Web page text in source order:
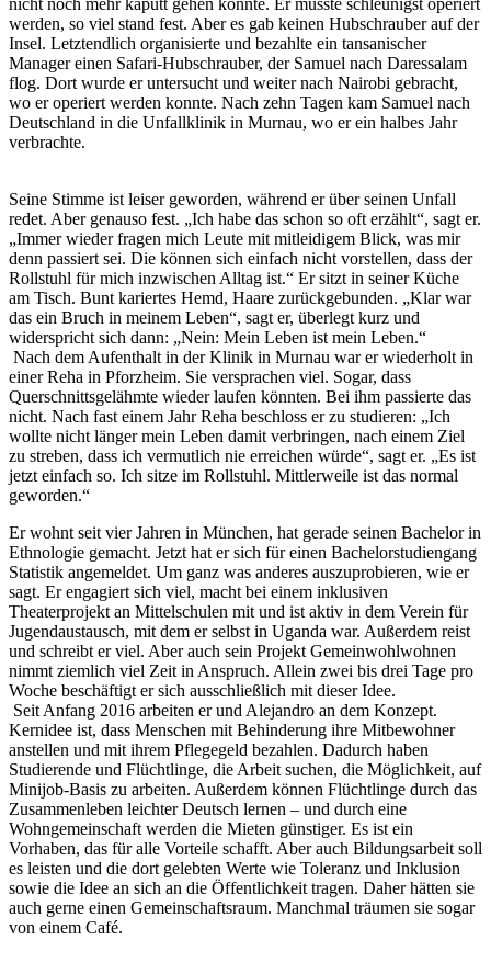
nicht noch mehr kaputt gehen konnte. Er musste schleunigst operiert
werden, so viel stand fest. Aber es gab keinen Hubschrauber auf der
Insel. Letztendlich organisierte und bezahlte ein tansanischer
Manager einen Safari-Hubschrauber, der Samuel nach Daressalam
flog. Dort wurde er untersucht und weiter nach Nairobi gebracht,
wo er operiert werden konnte. Nach zehn Tagen kam Samuel nach
Deutschland in die Unfallklinik in Murnau, wo er ein halbes Jahr
verbrachte.
Seine Stimme ist leiser geworden, während er über seinen Unfall
redet. Aber genauso fest. „Ich habe das schon so oft erzählt“, sagt er.
„Immer wieder fragen mich Leute mit mitleidigem Blick, was mir
denn passiert sei. Die können sich einfach nicht vorstellen, dass der
Rollstuhl für mich inzwischen Alltag ist.“ Er sitzt in seiner Küche
am Tisch. Bunt kariertes Hemd, Haare zurückgebunden. „Klar war
das ein Bruch in meinem Leben“, sagt er, überlegt kurz und
widerspricht sich dann: „Nein: Mein Leben ist mein Leben.“
Nach dem Aufenthalt in der Klinik in Murnau war er wiederholt in
einer Reha in Pforzheim. Sie versprachen viel. Sogar, dass
Querschnittsgelähmte wieder laufen könnten. Bei ihm passierte das
nicht. Nach fast einem Jahr Reha beschloss er zu studieren: „Ich
wollte nicht länger mein Leben damit verbringen, nach einem Ziel
zu streben, dass ich vermutlich nie erreichen würde“, sagt er. „Es ist
jetzt einfach so. Ich sitze im Rollstuhl. Mittlerweile ist das normal
geworden.“
Er wohnt seit vier Jahren in München, hat gerade seinen Bachelor in
Ethnologie gemacht. Jetzt hat er sich für einen Bachelorstudiengang
Statistik angemeldet. Um ganz was anderes auszuprobieren, wie er
sagt. Er engagiert sich viel, macht bei einem inklusiven
Theaterprojekt an Mittelschulen mit und ist aktiv in dem Verein für
Jugendaustausch, mit dem er selbst in Uganda war. Außerdem reist
und schreibt er viel. Aber auch sein Projekt Gemeinwohlwohnen
nimmt ziemlich viel Zeit in Anspruch. Allein zwei bis drei Tage pro
Woche beschäftigt er sich ausschließlich mit dieser Idee.
Seit Anfang 2016 arbeiten er und Alejandro an dem Konzept.
Kernidee ist, dass Menschen mit Behinderung ihre Mitbewohner
anstellen und mit ihrem Pflegegeld bezahlen. Dadurch haben
Studierende und Flüchtlinge, die Arbeit suchen, die Möglichkeit, auf
Minijob-Basis zu arbeiten. Außerdem können Flüchtlinge durch das
Zusammenleben leichter Deutsch lernen – und durch eine
Wohngemeinschaft werden die Mieten günstiger. Es ist ein
Vorhaben, das für alle Vorteile schafft. Aber auch Bildungsarbeit soll
es leisten und die dort gelebten Werte wie Toleranz und Inklusion
sowie die Idee an sich an die Öffentlichkeit tragen. Daher hätten sie
auch gerne einen Gemeinschaftsraum. Manchmal träumen sie sogar
von einem Café.